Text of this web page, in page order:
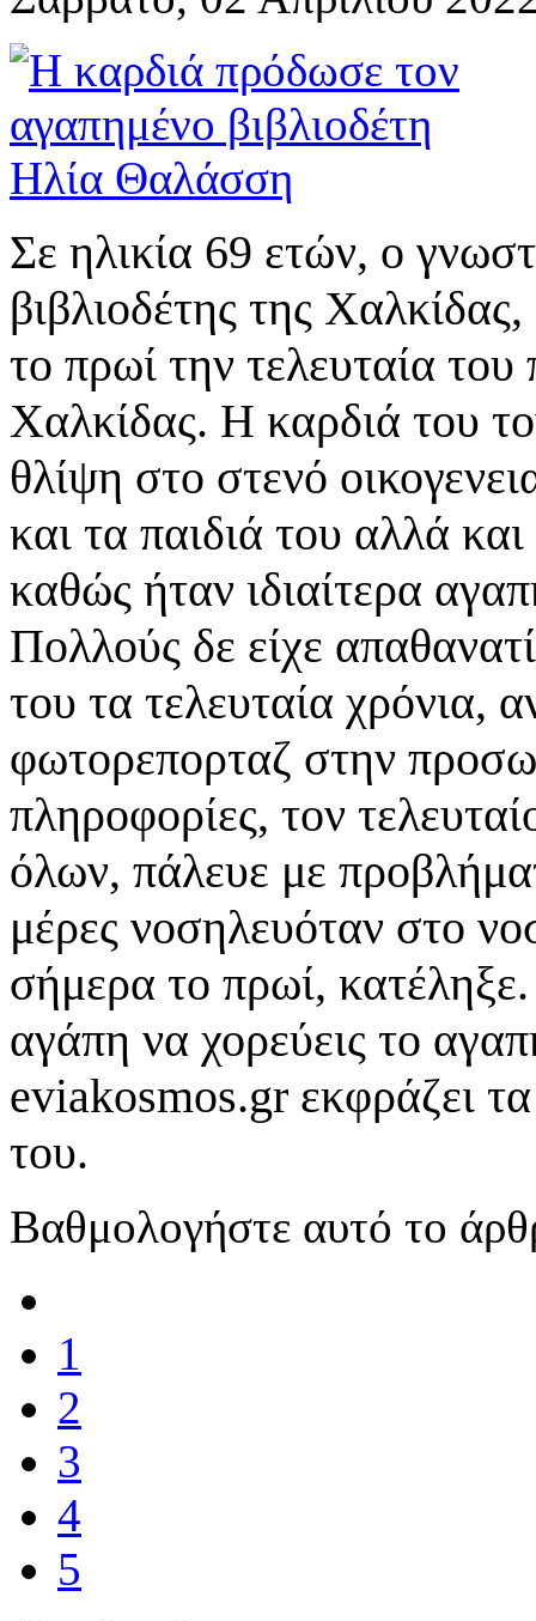
Σε ηλικία 69 ετών, ο
βιβλιοδέτης της
το πρωί την τελευταία
Χαλκίδας. Η καρδιά του
θλίψη στο στενό
και τα παιδιά του αλλά
καθώς ήταν ιδιαίτερα
Πολλούς δε είχε
του τα τελευταία χρόνια,
φωτορεπορταζ στην
πληροφορίες, τον
όλων, πάλευε με
μέρες νοσηλευόταν στο
σήμερα το πρωί,
αγάπη να χορεύεις το
eviakosmos.gr εκφράζει
του.
Βαθμολογήστε αυτό το
1
2
3
4
5